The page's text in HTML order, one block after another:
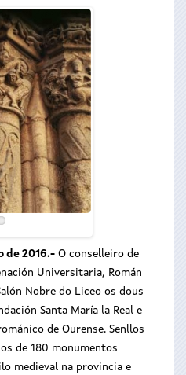
de 2016.- O conselleiro de
Universitaria, Román
Nobre do Liceo os dous
Santa María la Real e
de Ourense. Senllos
de 180 monumentos
medieval na provincia e